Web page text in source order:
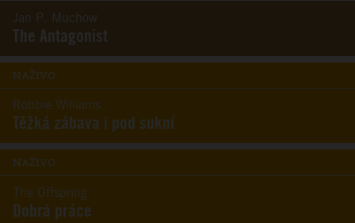
Jan P. Muchow
The Antagonist
NAŽIVO
Robbie Williams
Těžká zábava i pod sukní
NAŽIVO
The Offspring
Dobrá práce